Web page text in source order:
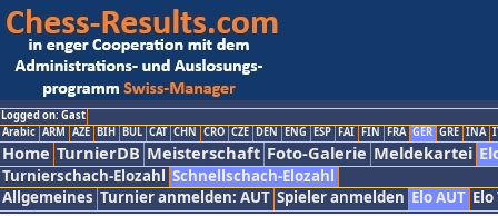
Logged on: Gast
Arabic ARM AZE BIH BUL CAT CHN CRO CZE DEN ENG ESP FAI FIN FRA GER GRE INA
Home TurnierDB Meisterschaft Foto-Galerie Meldekartei
Turnierschach-Elozahl Schnellschach-Elozahl
Allgemeines Turnier anmelden: AUT Spieler anmelden Elo AUT